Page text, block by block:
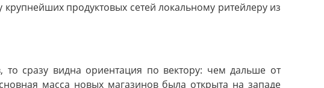
продуктовых сетей локальному ритейлеру из
то сразу видна ориентация по вектору: чем дальше от
масса новых магазинов была открыта на западе